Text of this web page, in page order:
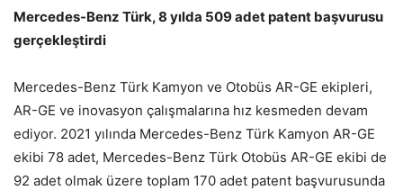
Mercedes-Benz Türk, 8 yılda 509 adet patent başvurusu
gerçekleştirdi
Mercedes-Benz Türk Kamyon ve Otobüs AR-GE ekipleri,
AR-GE ve inovasyon çalışmalarına hız kesmeden devam
ediyor. 2021 yılında Mercedes-Benz Türk Kamyon AR-GE
ekibi 78 adet, Mercedes-Benz Türk Otobüs AR-GE ekibi de
92 adet olmak üzere toplam 170 adet patent başvurusunda